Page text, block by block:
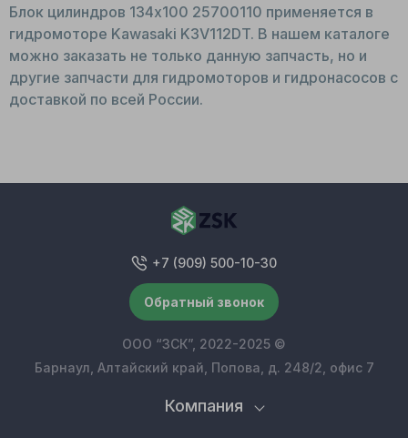
Блок цилиндров 134x100 25700110 применяется в
гидромоторе Kawasaki K3V112DT. В нашем каталоге
можно заказать не только данную запчасть, но и
другие запчасти для гидромоторов и гидронасосов с
доставкой по всей России.
Компания
+7 (909) 500-10-30
Обратный звонок
ООО “ЗСК”, 2022-2025 ©
Барнаул, Алтайский край, Попова, д. 248/2, офис 7